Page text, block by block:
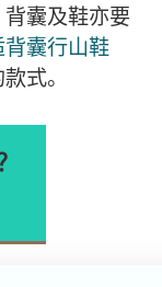
囊及鞋亦要
背囊行山鞋
式。